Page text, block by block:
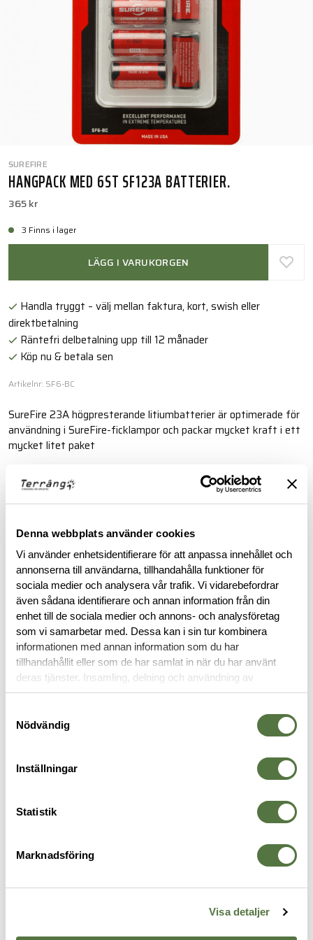
Denna webbplats använder cookies
Vi använder enhetsidentifierare för att anpassa innehållet och
annonserna till användarna, tillhandahålla funktioner för
sociala medier och analysera vår trafik. Vi vidarebefordrar
även sådana identifierare och annan information från din
enhet till de sociala medier och annons- och analysföretag
som vi samarbetar med. Dessa kan i sin tur kombinera
informationen med annan information som du har
tillhandahållit eller som de har samlat in när du har använt
deras tjänster. Insamling, delning och användning av
personuppgifter kan användas för personalisering av
Nödvändig
Inställningar
Statistik
Marknadsföring
Visa detaljer
SUREFIRE
HANGPACK MED 6ST SF123A BATTERIER.
365 kr
3 Finns i lager
LÄGG I VARUKORGEN
Handla tryggt – välj mellan faktura, kort, swish eller
direktbetalning
Räntefri delbetalning upp till 12 månader
Köp nu & betala sen
Artikelnr: SF6-BC
SureFire 23A högpresterande litiumbatterier är optimerade för
användning i SureFire-ficklampor och packar mycket kraft i ett
mycket litet paket
BESKRIVNING
RECENSIONER
OM VARUMÄRKET
TILLBEHÖR